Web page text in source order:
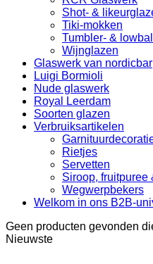
Shot- &
Tiki-mokken
Tumbler- &
Wijnglazen
Glaswerk van nordicbar
Luigi Bormioli
Nude glaswerk
Royal Leerdam
Soorten glazen
Verbruiksartikelen
Rietjes
Servetten
Siroop, fruitpuree
Wegwerpbekers
Welkom in ons B2B-
Geen producten gevonden
Nieuwste